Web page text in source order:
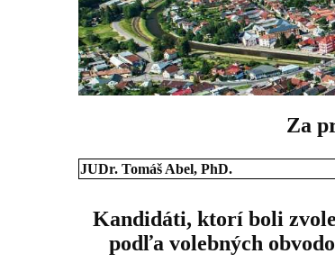
Za
JUDr. Tomáš Abel, PhD.
Kandidáti, ktorí boli
podľa volebných